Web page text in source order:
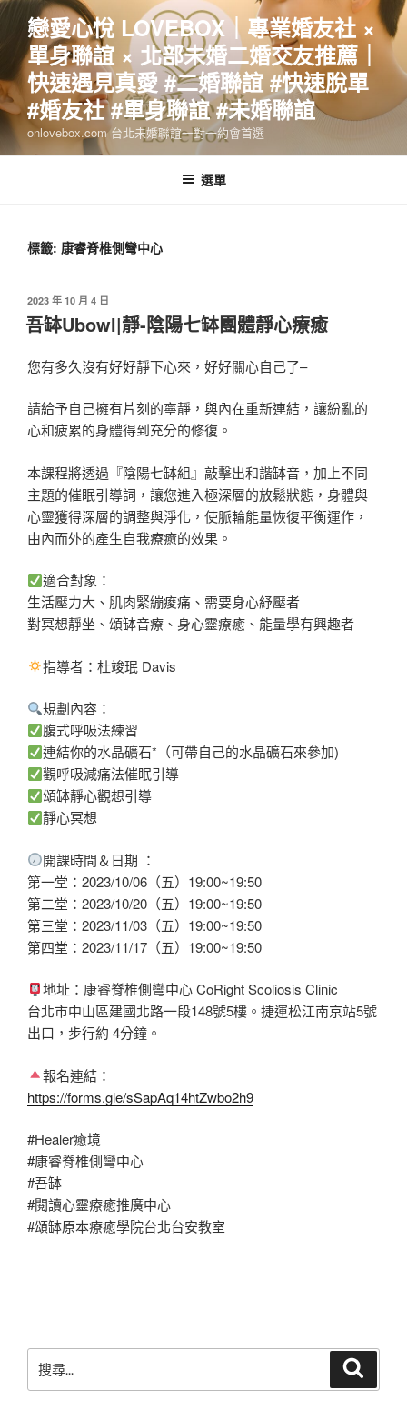
跳
主
要
內
容
戀愛心悅 LOVEBOX｜專業婚友社 ×
單身聯誼 × 北部未婚二婚交友推薦｜
快速遇見真愛 #二婚聯誼 #快速脫單
#婚友社 #單身聯誼 #未婚聯誼
onlovebox.com 台北未婚聯誼一對一約會首選
選單
標籤: 康睿脊椎側彎中心
發
佈
於
2023 年 10 月 4 日
吾缽Ubowl|靜-陰陽七缽團體靜心療癒
您有多久沒有好好靜下心來，好好關心自己了–
請給予自己擁有片刻的寧靜，與內在重新連結，讓紛亂的
心和疲累的身體得到充分的修復。
本課程將透過『陰陽七缽組』敲擊出和諧缽音，加上不同
主題的催眠引導詞，讓您進入極深層的放鬆狀態，身體與
心靈獲得深層的調整與淨化，使脈輪能量恢復平衡運作，
由內而外的產生自我療癒的效果。
適合對象：
生活壓力大、肌肉緊繃痠痛、需要身心紓壓者
對冥想靜坐、頌缽音療、身心靈療癒、能量學有興趣者
指導者：杜竣珉 Davis
規劃內容：
腹式呼吸法練習
連結你的水晶礦石*（可帶自己的水晶礦石來參加)
觀呼吸減痛法催眠引導
頌缽靜心觀想引導
靜心冥想
開課時間＆日期 ：
第一堂：2023/10/06（五）19:00~19:50
第二堂：2023/10/20（五）19:00~19:50
第三堂：2023/11/03（五）19:00~19:50
第四堂：2023/11/17（五）19:00~19:50
地址：康睿脊椎側彎中心 CoRight Scoliosis Clinic
台北市中山區建國北路一段148號5樓。捷運松江南京站5號
出口，步行約 4分鐘。
報名連結：
https://forms.gle/sSapAq14htZwbo2h9
#Healer癒境
#康睿脊椎側彎中心
#吾缽
#閱讀心靈療癒推廣中心
#頌缽原本療癒學院台北台安教室
尋